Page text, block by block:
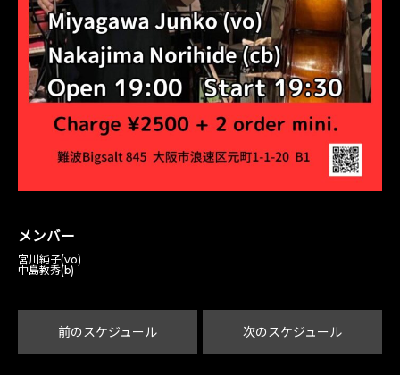
メンバー
宮川純子(vo)
中島教秀(b)
前のスケジュール 次のスケジュール